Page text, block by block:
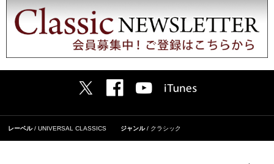
レーベル UNIVERSAL CLASSICS ジャンル クラシック